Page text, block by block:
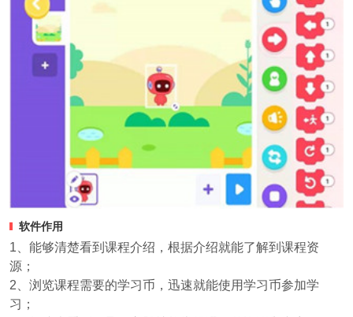
软件作用
1、能够清楚看到课程介绍，根据介绍就能了解到课程资
源；
2、浏览课程需要的学习币，迅速就能使用学习币参加学
习；